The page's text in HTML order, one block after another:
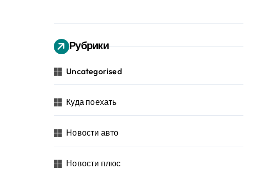
Рубрики
Uncategorised
Куда поехать
Новости авто
Новости плюс